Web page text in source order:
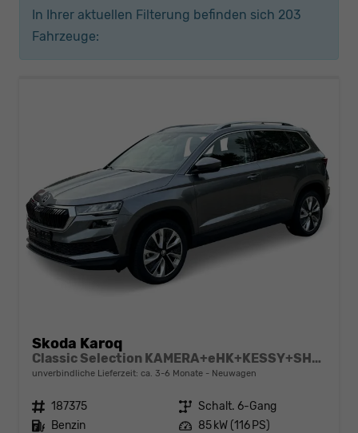
In Ihrer aktuellen Filterung befinden sich 203
Fahrzeuge:
Skoda Karoq
Classic Selection KAMERA+eHK+KESSY+SHZ+SMARTLINK+LED+16" ALU
unverbindliche Lieferzeit: ca. 3-6 Monate Neuwagen
Fahrzeugnr. 187375 Getriebe Schalt. 6-Gang
Kraftstoff Benzin Leistung 85 kW (116 PS)